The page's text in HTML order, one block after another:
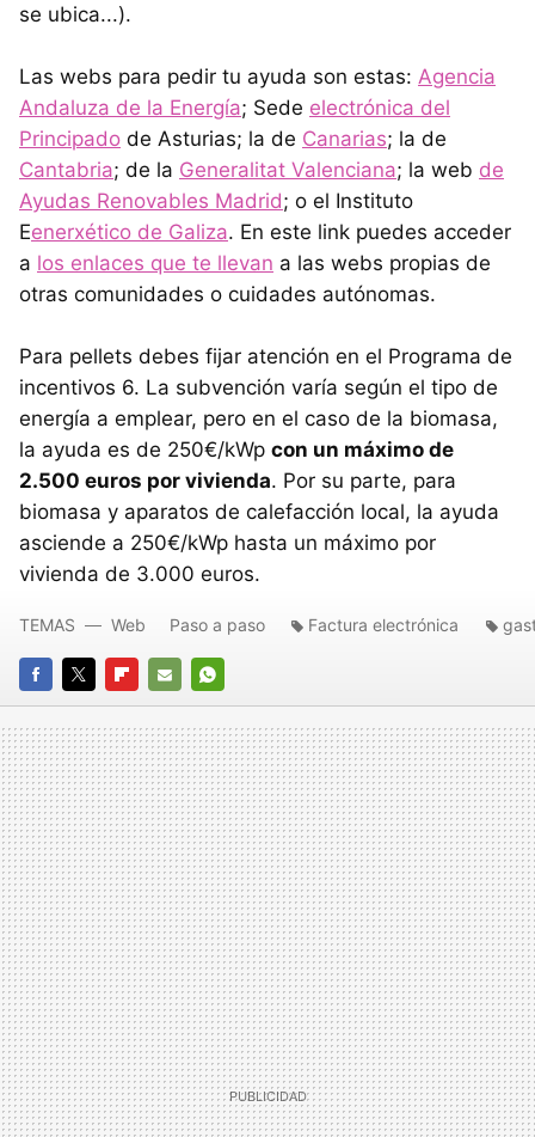
se ubica...).
Las webs para pedir tu ayuda son estas: Agencia
Andaluza de la Energía; Sede electrónica del
Principado de Asturias; la de Canarias; la de
Cantabria; de la Generalitat Valenciana; la web de
Ayudas Renovables Madrid; o el Instituto
Eenerxético de Galiza. En este link puedes acceder
a los enlaces que te llevan a las webs propias de
otras comunidades o cuidades autónomas.
Para pellets debes fijar atención en el Programa de
incentivos 6. La subvención varía según el tipo de
energía a emplear, pero en el caso de la biomasa,
la ayuda es de 250€/kWp con un máximo de
2.500 euros por vivienda. Por su parte, para
biomasa y aparatos de calefacción local, la ayuda
asciende a 250€/kWp hasta un máximo por
vivienda de 3.000 euros.
FACEBOOK
TWITTERFLIPBOARD
E-
MAIL
WHATSAPP
TEMAS Web Paso a paso Factura electrónica